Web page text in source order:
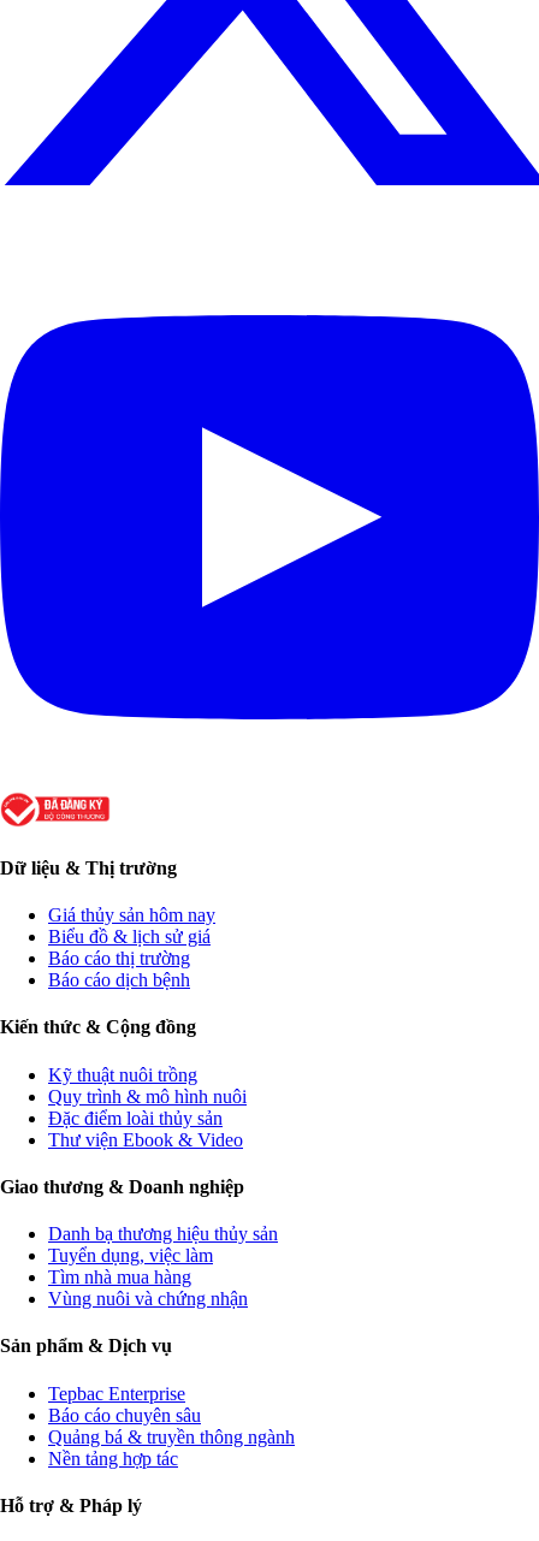
Dữ liệu & Thị trường
Giá thủy sản hôm nay
Biểu đồ & lịch sử giá
Báo cáo thị trường
Báo cáo dịch bệnh
Kiến thức & Cộng đồng
Kỹ thuật nuôi trồng
Quy trình & mô hình nuôi
Đặc điểm loài thủy sản
Thư viện Ebook & Video
Giao thương & Doanh nghiệp
Danh bạ thương hiệu thủy sản
Tuyển dụng, việc làm
Tìm nhà mua hàng
Vùng nuôi và chứng nhận
Sản phẩm & Dịch vụ
Tepbac Enterprise
Báo cáo chuyên sâu
Quảng bá & truyền thông ngành
Nền tảng hợp tác
Hỗ trợ & Pháp lý